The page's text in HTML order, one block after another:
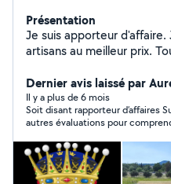
Présentation
Je suis apporteur
artisans au meilleur prix.
qui s'en charge. Pour
Dernier avis laissé par
Il y a plus de 6 mois
Soit disant rapporteur d’affaires Super arnaqueur . Regardez ses
autres évaluations pour